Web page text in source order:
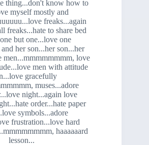
thing...don't know how to
myself mostly and
freaks...again
freaks...hate to share bed
but one...love one
her son...her son...her
men...mmmmmmmm, love
men with attitude
gracefully
muses...adore
night...again love
order...hate paper
symbols...adore
frustration...love hard
haaaaaard
lesson...